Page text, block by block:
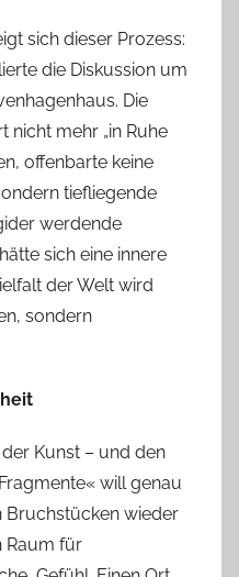
sich dieser Prozess:
die Diskussion um
Die
nicht mehr „in Ruhe
offenbarte keine
tiefliegende
werdende
sich eine innere
der Welt wird
sondern
Kunst – und den
will genau
Bruchstücken wieder
Raum für